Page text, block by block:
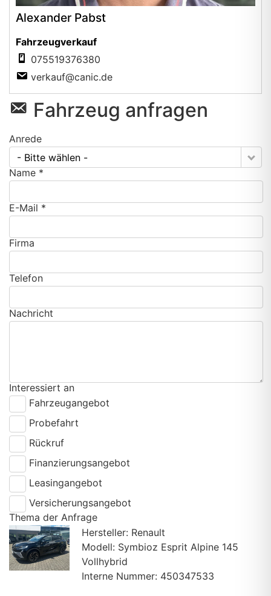
Alexander Pabst
Fahrzeugverkauf
075519376380
verkauf@canic.de
Fahrzeug anfragen
Anrede
- Bitte wählen -
Name *
E-Mail *
Firma
Telefon
Nachricht
Interessiert an
Fahrzeugangebot
Probefahrt
Rückruf
Finanzierungsangebot
Leasingangebot
Versicherungsangebot
Thema der Anfrage
Hersteller: Renault
Modell: Symbioz Esprit Alpine 145
Vollhybrid
Interne Nummer: 450347533